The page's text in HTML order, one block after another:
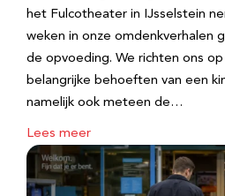
het Fulcotheater in IJsselstein
weken in onze omdenkverhalen
de opvoeding. We richten ons
belangrijke behoeften van een
namelijk ook meteen de…
Lees meer